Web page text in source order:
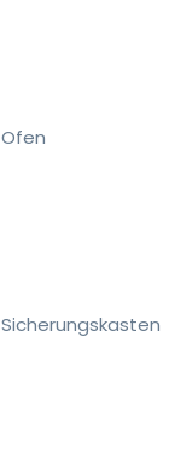
Ofen
Sicherungskasten